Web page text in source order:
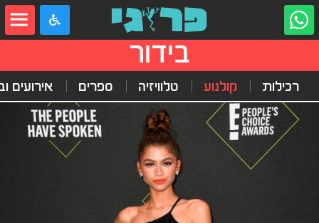
בידור
רכילות קולנוע טלוויזיה ספרים אירועים